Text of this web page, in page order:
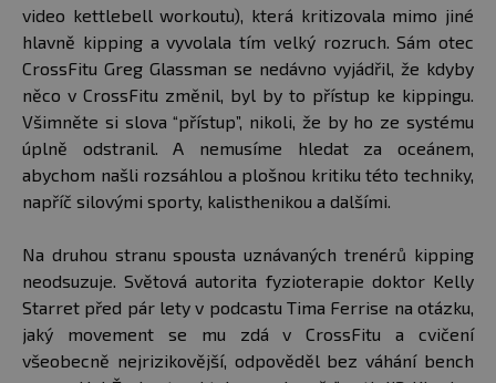
video kettlebell workoutu), která kritizovala mimo jiné
hlavně kipping a vyvolala tím velký rozruch. Sám otec
CrossFitu Greg Glassman se nedávno vyjádřil, že kdyby
něco v CrossFitu změnil, byl by to přístup ke kippingu.
Všimněte si slova “přístup”, nikoli, že by ho ze systému
úplně odstranil. A nemusíme hledat za oceánem,
abychom našli rozsáhlou a plošnou kritiku této techniky,
napříč silovými sporty, kalisthenikou a dalšími.
Na druhou stranu spousta uznávaných trenérů kipping
neodsuzuje. Světová autorita fyzioterapie doktor Kelly
Starret před pár lety v podcastu Tima Ferrise na otázku,
jaký movement se mu zdá v CrossFitu a cvičení
všeobecně nejrizikovější, odpověděl bez váhání bench